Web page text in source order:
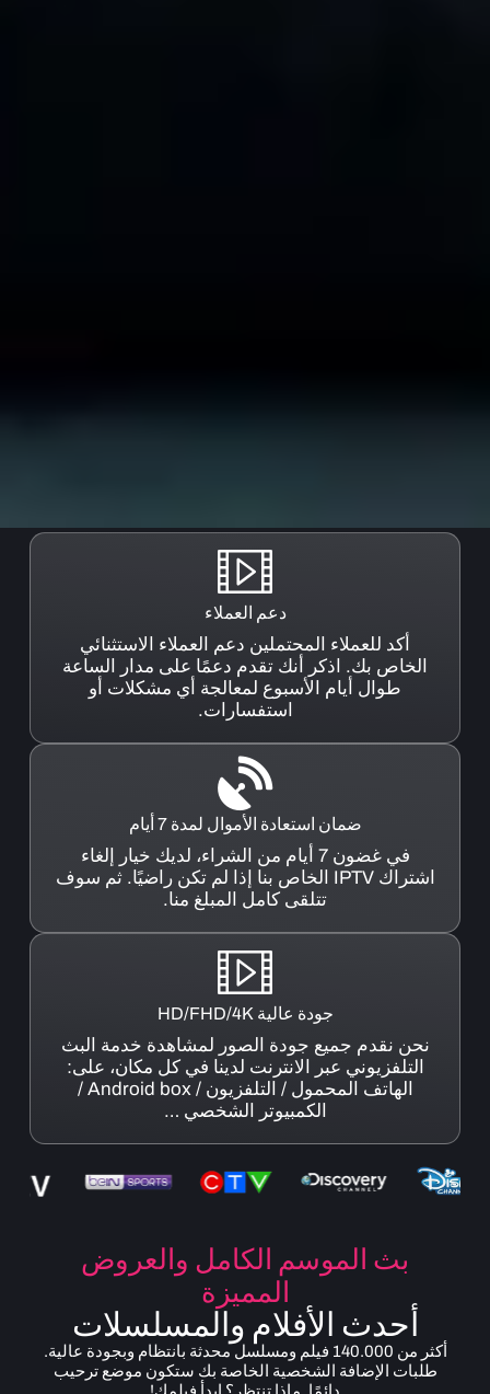
دعم العملاء
أكد للعملاء المحتملين دعم العملاء الاستثنائي
الخاص بك. اذكر أنك تقدم دعمًا على مدار الساعة
طوال أيام الأسبوع لمعالجة أي مشكلات أو
استفسارات.
ضمان استعادة الأموال لمدة 7 أيام
في غضون 7 أيام من الشراء، لديك خيار إلغاء
اشتراك IPTV الخاص بنا إذا لم تكن راضيًا. ثم سوف
تتلقى كامل المبلغ منا.
جودة عالية HD/FHD/4K
نحن نقدم جميع جودة الصور لمشاهدة خدمة البث
التلفزيوني عبر الانترنت لدينا في كل مكان، على:
الهاتف المحمول / التلفزيون / Android box /
الكمبيوتر الشخصي …
بث الموسم الكامل والعروض
المميزة
أحدث الأفلام والمسلسلات
أكثر من 140.000 فيلم ومسلسل محدثة بانتظام وبجودة عالية.
طلبات الإضافة الشخصية الخاصة بك ستكون موضع ترحيب
دائمًا. ماذا تنتظر؟ ابدأ فيلمك!